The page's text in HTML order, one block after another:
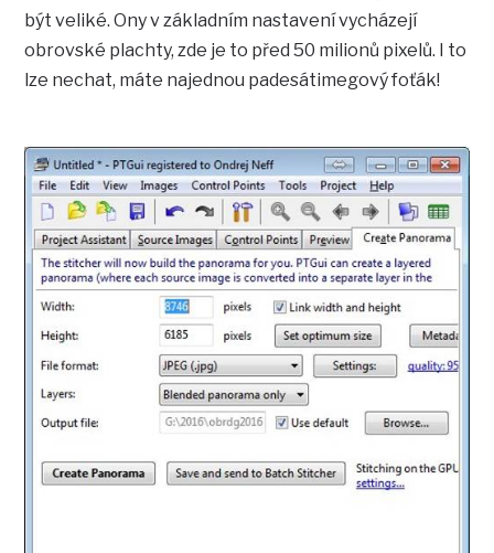
být veliké. Ony v základním nastavení vycházejí
obrovské plachty, zde je to před 50 milionů pixelů. I to
lze nechat, máte najednou padesátimegový foťák!